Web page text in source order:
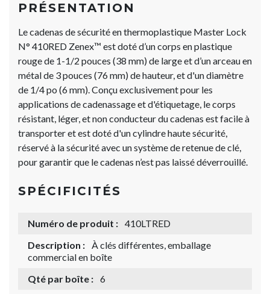
PRÉSENTATION
Le cadenas de sécurité en thermoplastique Master Lock
N° 410RED Zenex™ est doté d’un corps en plastique
rouge de 1-1/2 pouces (38 mm) de large et d’un arceau en
métal de 3 pouces (76 mm) de hauteur, et d'un diamètre
de 1/4 po (6 mm). Conçu exclusivement pour les
applications de cadenassage et d'étiquetage, le corps
résistant, léger, et non conducteur du cadenas est facile à
transporter et est doté d'un cylindre haute sécurité,
réservé à la sécurité avec un système de retenue de clé,
pour garantir que le cadenas n’est pas laissé déverrouillé.
SPÉCIFICITÉS
Numéro de produit : 410LTRED
Description : À clés différentes, emballage
commercial en boîte
Qté par boîte : 6